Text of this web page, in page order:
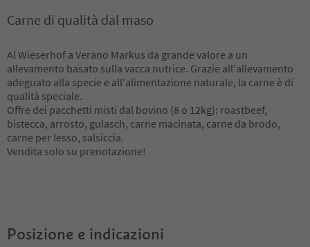
Carne di qualità dal maso
Al Wieserhof a Verano Markus da grande valore a un
allevamento basato sulla vacca nutrice. Grazie all'allevamento
adeguato alla specie e all'alimentazione naturale, la carne è di
qualità speciale.
Offre dei pacchetti misti dal bovino (8 o 12kg): roastbeef,
bistecca, arrosto, gulasch, carne macinata, carne da brodo,
carne per lesso, salsiccia.
Vendita solo su prenotazione!
Posizione e indicazioni